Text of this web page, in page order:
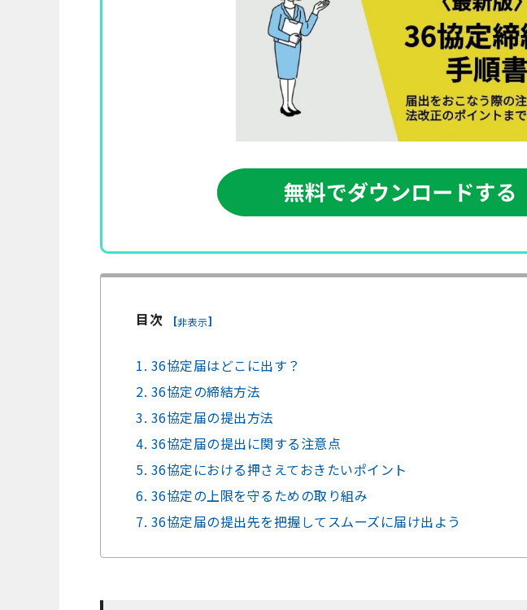
目次 [非表示]
1. 36協定届はどこに出す？
2. 36協定の締結方法
3. 36協定届の提出方法
4. 36協定届の提出に関する注意点
5. 36協定における押さえておきたいポイント
6. 36協定の上限を守るための取り組み
7. 36協定届の提出先を把握してスムーズに届け出よう